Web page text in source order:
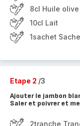
8cl Huile olive
10cl Lait
1sachet
Etape 2 /3
Ajouter le jambon
Saler et poivrer et
2tranche